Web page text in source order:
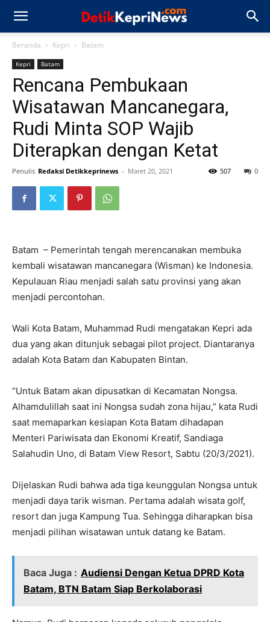
Beranda Kepri Batam
Kepri Batam
Rencana Pembukaan
Wisatawan Mancanegara,
Rudi Minta SOP Wajib
Diterapkan dengan Ketat
Penulis Redaksi Detikkeprinews - Maret 20, 2021 0
507
Batam – Pemerintah tengah merencanakan membuka
kembali wisatawan mancanegara (Wisman) ke Indonesia.
Kepulauan Riau menjadi salah satu provinsi yang akan
menjadi percontohan.
Wali Kota Batam, Muhammad Rudi mengatakan Kepri ada
dua yang akan ditunjuk sebagai pilot project. Diantaranya
adalah Kota Batam dan Kabupaten Bintan.
“Untuk Batam akan dipusatkan di Kecamatan Nongsa.
Alhamdulillah saat ini Nongsa sudah zona hijau,” kata Rudi
saat memaparkan kesiapan Kota Batam dihadapan
Menteri Pariwisata dan Ekonomi Kreatif, Sandiaga
Salahudin Uno, di Batam View Resort, Sabtu (20/3/2021).
Dijelaskan Rudi bahwa ada tiga keunggulan Nongsa untuk
menjadi daya tarik wisman. Pertama adalah wisata golf,
resort dan juga Kampung Tua. Sehingga diharapkan bisa
menjadi pilihan wisatawan untuk datang ke Batam.
Baca Juga : Audiensi Dengan Ketua DPRD Kota
Batam, BTN Batam Siap Berkolaborasi